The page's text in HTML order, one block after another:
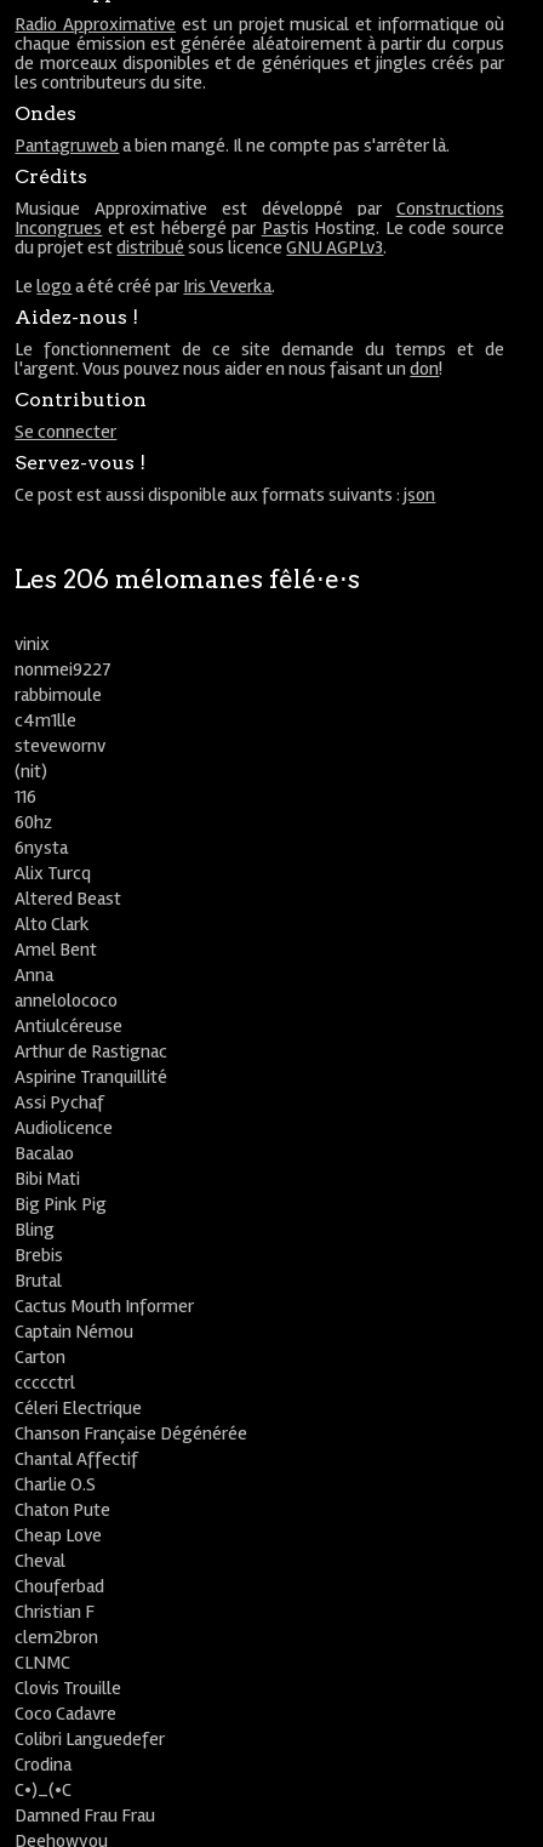
Radio Approximative est un projet musical et informatique où
chaque émission est générée aléatoirement à partir du corpus
de morceaux disponibles et de génériques et jingles créés par
les contributeurs du site.
Ondes
Pantagruweb a bien mangé. Il ne compte pas s'arrêter là.
Crédits
Musique Approximative est développé par Constructions
Incongrues et est hébergé par Pastis Hosting. Le code source
du projet estdistribué sous licenceGNU AGPLv3.
Lelogo a été créé par Iris Veverka.
Aidez-nous !
Le fonctionnement de ce site demande du temps et de
l'argent. Vous pouvez nous aider en nous faisant undon!
Contribution
Se connecter
Servez-vous !
Ce post est aussi disponible aux formats suivants :json
Les 206 mélomanes fêlé⋅e⋅s
vinix
nonmei9227
rabbimoule
c4m1lle
stevewornv
(nit)
116
60hz
6nysta
Alix Turcq
Altered Beast
Alto Clark
Amel Bent
Anna
annelolococo
Antiulcéreuse
Arthur de Rastignac
Aspirine Tranquillité
Assi Pychaf
Audiolicence
Bacalao
Bibi Mati
Big Pink Pig
Bling
Brebis
Brutal
Cactus Mouth Informer
Captain Némou
Carton
ccccctrl
Céleri Electrique
Chanson Française Dégénérée
Chantal Affectif
Charlie O.S
Chaton Pute
Cheap Love
Cheval
Chouferbad
Christian F
clem2bron
CLNMC
Clovis Trouille
Coco Cadavre
Colibri Languedefer
Crodina
C•)_(•C
Damned Frau Frau
Deehowyou